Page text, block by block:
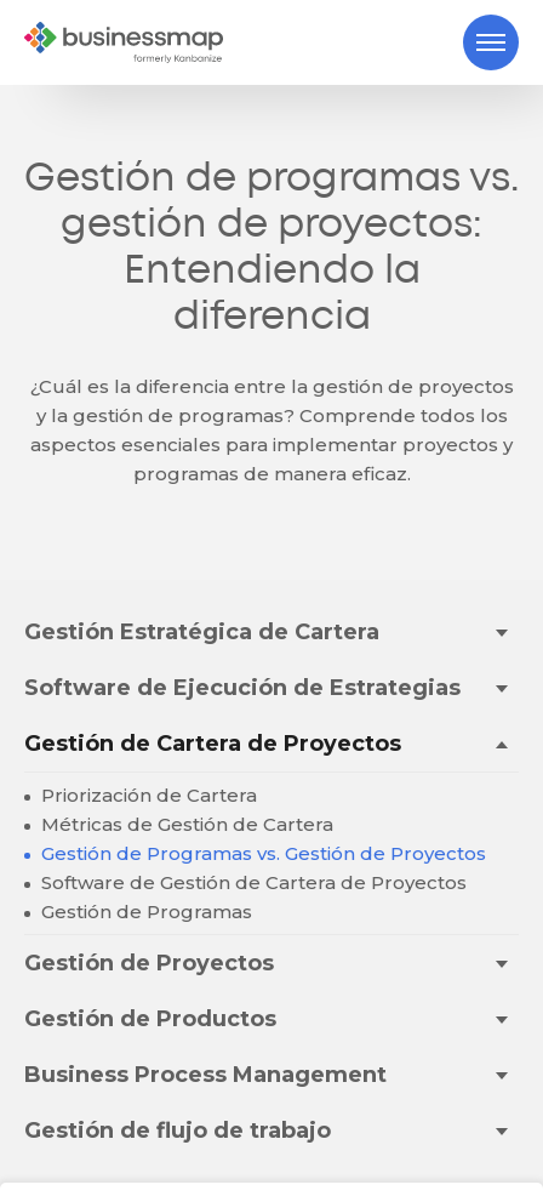
Gestión de programas vs.
gestión de proyectos:
Entendiendo la
diferencia
¿Cuál es la diferencia entre la gestión de proyectos
y la gestión de programas? Comprende todos los
aspectos esenciales para implementar proyectos y
programas de manera eficaz.
Gestión Estratégica de Cartera
Software de Ejecución de Estrategias
Gestión de Cartera de Proyectos
Priorización de Cartera
Métricas de Gestión de Cartera
Gestión de Programas vs. Gestión de Proyectos
Software de Gestión de Cartera de Proyectos
Gestión de Programas
Gestión de Proyectos
Gestión de Productos
Business Process Management
Gestión de flujo de trabajo